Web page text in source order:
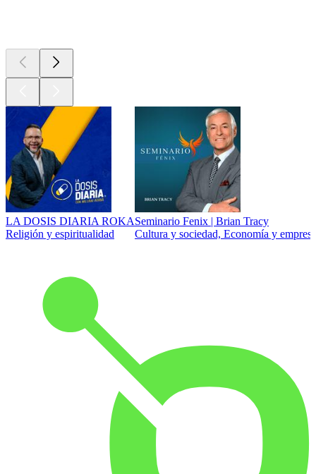
LA DOSIS DIARIA ROKA
Religión y espiritualidad
Seminario Fenix | Brian Tracy
Cultura y sociedad, Economía y